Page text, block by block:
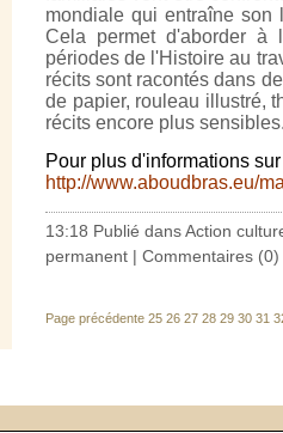
mondiale qui entraîne son
Cela permet d'aborder à
périodes de l'Histoire au
récits sont racontés dans
de papier, rouleau illustré,
récits encore plus
Pour plus d'informations
http://www.aboudbras.eu/
13:18 Publié dansAction
permanent | Commentaires (0)
Page précédente 25 26 27 28 29 30 31